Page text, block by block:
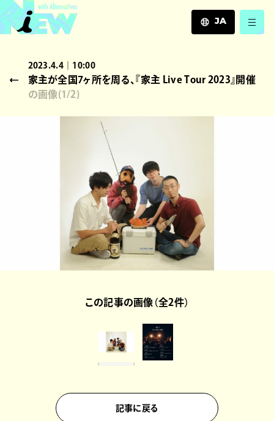
JA
ZH
2023.4.4｜10:00
家主が全国7ヶ所を周る、『家主 Live Tour 2023』開催
の画像(1 /2)
この記事の画像（全2件）
記事に戻る